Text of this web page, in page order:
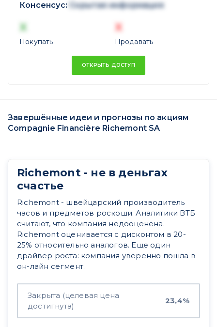
Консенсус: Скрытая информация
X
Покупать
X
Продавать
ОТКРЫТЬ ДОСТУП
Завершённые идеи и прогнозы по акциям
Compagnie Financière Richemont SA
Richemont - не в деньгах
счастье
Richemont - швейцарский производитель
часов и предметов роскоши. Аналитики ВТБ
считают, что компания недооценена.
Richemont оценивается с дисконтом в 20-
25% относительно аналогов. Еще один
драйвер роста: компания уверенно пошла в
он-лайн сегмент.
Закрыта (целевая цена
достигнута)
23,4%